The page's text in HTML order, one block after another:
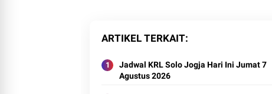
ARTIKEL TERKAIT
Jadwal KRL Solo Jogja Hari Ini Jumat 7
Agustus 2026